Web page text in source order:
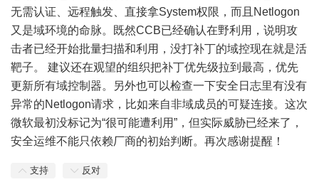
无需认证、远程触发、直接拿System权限，而且Netlogon
又是域环境的命脉。既然CCB已经确认在野利用，说明攻
击者已经开始批量扫描和利用，没打补丁的域控现在就是活
靶子。 建议还在观望的组织把补丁优先级拉到最高，优先
更新所有域控制器。另外也可以检查一下安全日志里有没有
异常的Netlogon请求，比如来自非域成员的可疑连接。这次
微软最初没标记为“很可能遭利用”，但实际威胁已经来了，
安全运维不能只依赖厂商的初始判断。再次感谢提醒！
支持 反对